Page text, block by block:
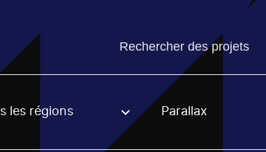
Trouvez un projetVous
when selecting an option.
les régions Parallax